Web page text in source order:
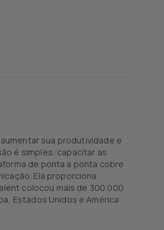
sua produtividade e
é simples: capacitar as
de ponta a ponta cobre
Ela proporciona
colocou mais de 300.000
Estados Unidos e América